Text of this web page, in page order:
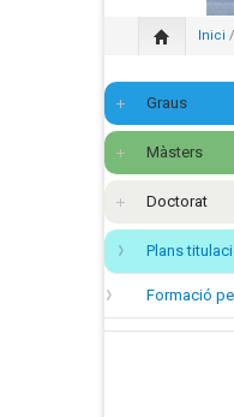
Inici /
Graus
Màsters
Doctorat
Plans
Formació